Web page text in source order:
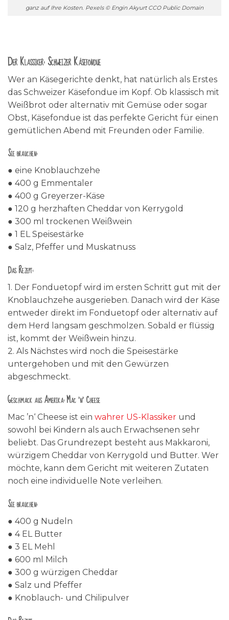
ganz auf Ihre Kosten. Pexels © Engin Akyurt CCO Public Domain
Der Klassiker: Schweizer Käsefondue
Wer an Käsegerichte denkt, hat natürlich als Erstes
das Schweizer Käsefondue im Kopf. Ob klassisch mit
Weißbrot oder alternativ mit Gemüse oder sogar
Obst, Käsefondue ist das perfekte Gericht für einen
gemütlichen Abend mit Freunden oder Familie.
Sie brauchen:
● eine Knoblauchzehe
● 400 g Emmentaler
● 400 g Greyerzer-Käse
● 120 g herzhaften Cheddar von Kerrygold
● 300 ml trockenen Weißwein
● 1 EL Speisestärke
● Salz, Pfeffer und Muskatnuss
Das Rezept:
1. Der Fonduetopf wird im ersten Schritt gut mit der
Knoblauchzehe ausgerieben. Danach wird der Käse
entweder direkt im Fonduetopf oder alternativ auf
dem Herd langsam geschmolzen. Sobald er flüssig
ist, kommt der Weißwein hinzu.
2. Als Nächstes wird noch die Speisestärke
untergehoben und mit den Gewürzen
abgeschmeckt.
Geschmack aus Amerika: Mac ’n‘ Cheese
Mac ’n‘ Cheese ist ein wahrer US-Klassiker und
sowohl bei Kindern als auch Erwachsenen sehr
beliebt. Das Grundrezept besteht aus Makkaroni,
würzigem Cheddar von Kerrygold und Butter. Wer
möchte, kann dem Gericht mit weiteren Zutaten
noch eine individuelle Note verleihen.
Sie brauchen:
● 400 g Nudeln
● 4 EL Butter
● 3 EL Mehl
● 600 ml Milch
● 300 g würzigen Cheddar
● Salz und Pfeffer
● Knoblauch- und Chilipulver